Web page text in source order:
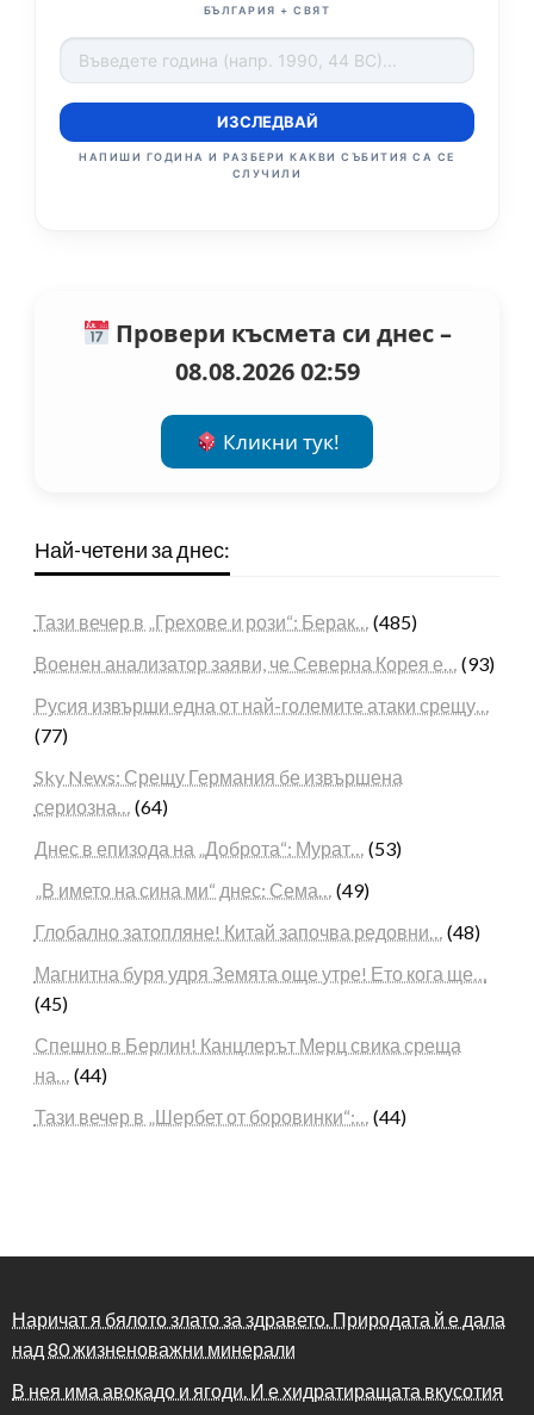
БЪЛГАРИЯ + СВЯТ
ИЗСЛЕДВАЙ
НАПИШИ ГОДИНА И РАЗБЕРИ КАКВИ СЪБИТИЯ СА СЕ
СЛУЧИЛИ
Провери късмета си днес –
08.08.2026 02:59
Кликни тук!
Най-четени за днес:
Тази вечер в „Грехове и рози“: Берак… (485)
Военен анализатор заяви, че Северна Корея е… (93)
Русия извърши една от най-големите атаки срещу…
(77)
Sky News: Срещу Германия бе извършена
сериозна… (64)
Днес в епизода на „Доброта“: Мурат… (53)
„В името на сина ми“ днес: Сема… (49)
Глобално затопляне! Китай започва редовни… (48)
Магнитна буря удря Земята още утре! Ето кога ще…
(45)
Спешно в Берлин! Канцлерът Мерц свика среща
на… (44)
Тази вечер в „Шербет от боровинки“:… (44)
Наричат я бялото злато за здравето. Природата й е дала
над 80 жизненоважни минерали
В нея има авокадо и ягоди. И е хидратиращата вкусотия